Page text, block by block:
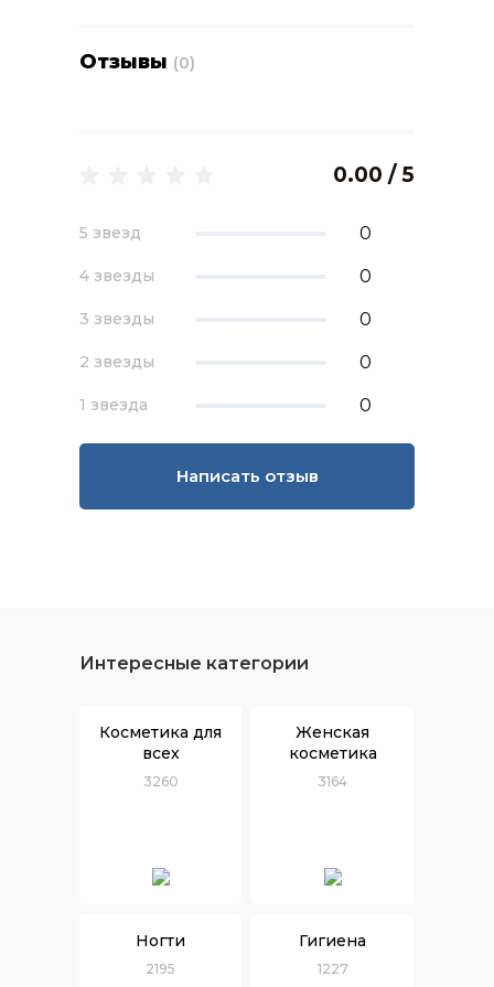
Отзывы (0)
0.00 / 5
5 звезд 0
4 звезды 0
3 звезды 0
2 звезды 0
1 звезда 0
Написать отзыв
Интересные категории
Косметика для
всех
3260
Женская
косметика
3164
Ногти
2195
Гигиена
1227